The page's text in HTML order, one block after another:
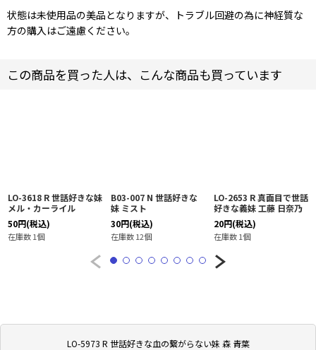
LO-5973 R 世話好きな血の繋がらない妹 森 青葉
状態は未使用品の美品となりますが、トラブル回避の為に神経質な
方の購入はご遠慮ください。
この商品を買った人は、こんな商品も買っています
LO-3618 R 世話好きな妹
メル・カーライル
50円(税込)
在庫数 1個
B03-007 N 世話好きな
妹 ミスト
30円(税込)
在庫数 12個
LO-2653 R 真面目で世話
好きな義妹 工藤 日奈乃
20円(税込)
在庫数 1個